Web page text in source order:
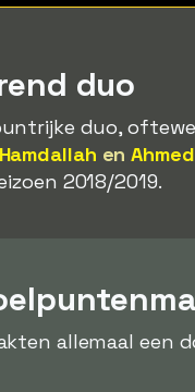
duo
duo,
en
2018/2019.
allemaal een